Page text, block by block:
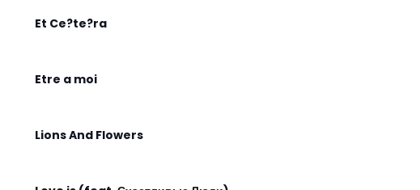
Et Ce?te?ra
Etre a moi
Lions And Flowers